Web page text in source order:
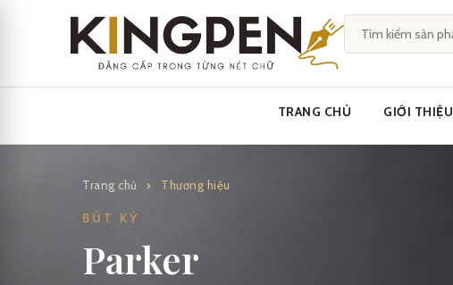
TRANG CHỦ GIỚI THIỆU
Trang chủ Thương hiệu
BÚT KÝ
Parker